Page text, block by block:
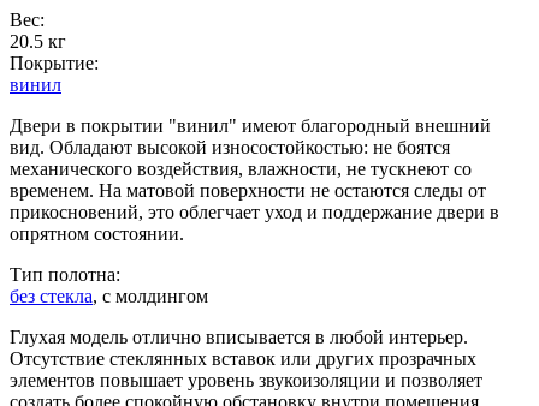
Вес:
20.5 кг
Покрытие:
винил
Двери в покрытии "винил" имеют благородный внешний
вид. Обладают высокой износостойкостью: не боятся
механического воздействия, влажности, не тускнеют со
временем. На матовой поверхности не остаются следы от
прикосновений, это облегчает уход и поддержание двери в
опрятном состоянии.
Тип полотна:
без стекла, с молдингом
Глухая модель отлично вписывается в любой интерьер.
Отсутствие стеклянных вставок или других прозрачных
элементов повышает уровень звукоизоляции и позволяет
создать более спокойную обстановку внутри помещения.